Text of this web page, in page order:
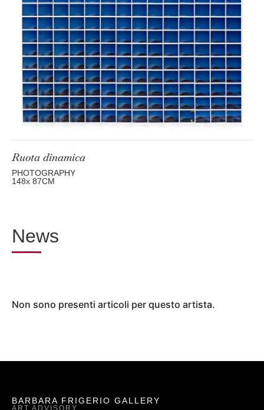
Ruota dinamica
PHOTOGRAPHY
148x 87CM
News
Non sono presenti articoli per questo artista.
BARBARA FRIGERIO GALLERY
ART ADVISORY